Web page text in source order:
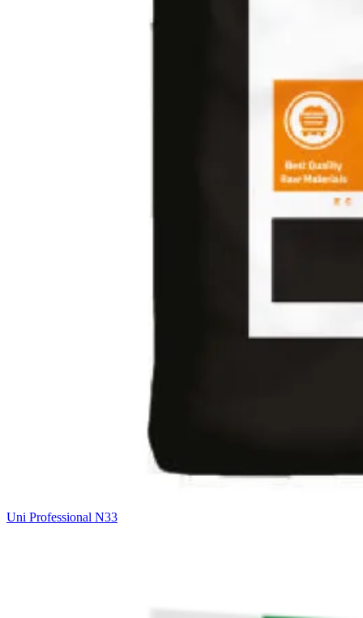
Uni Professional N33